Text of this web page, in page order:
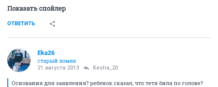
Показать спойлер
ОТВЕТИТЬ
Eka26
старый хомяк
21 августа 2013 Kesha_20
Основания для заявления? ребенок сказал, что тетя била по голове?